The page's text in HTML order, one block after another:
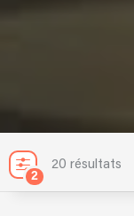
2
20 résultats